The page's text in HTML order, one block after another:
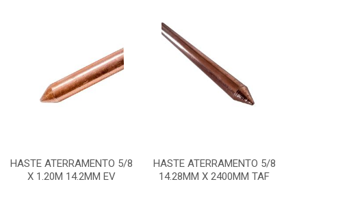
HASTE ATERRAMENTO 5/8
X 1.20M 14.2MM EV
HASTE ATERRAMENTO 5/8
14.28MM X 2400MM TAF